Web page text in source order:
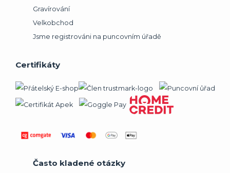
Gravírování
Velkobchod
Jsme registrováni na puncovním úřadě
Certifikáty
Často kladené otázky